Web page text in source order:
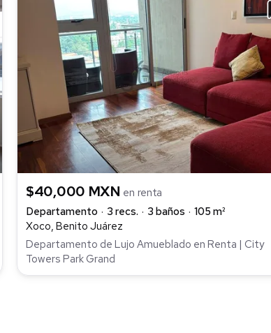
$40,000 MXN en renta
Departamento
3 recs. 3 baños
105 m²
Xoco, Benito Juárez
Departamento de Lujo Amueblado en Renta | City
Towers Park Grand